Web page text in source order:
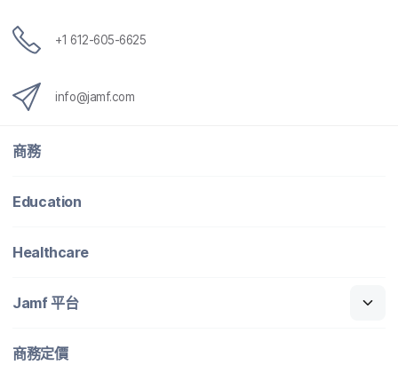
+1 612-605-6625
info@jamf.com
商務
Education
Healthcare
Jamf平​台
商務定​價